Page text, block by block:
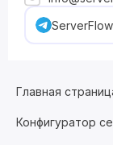
Главная
Конфигуратор